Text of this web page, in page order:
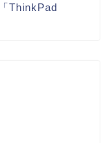
ThinkPad